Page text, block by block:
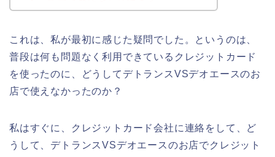
これは、私が最初に感じた疑問でした。というのは、
普段は何も問題なく利用できているクレジットカード
を使ったのに、どうしてデトランスVSデオエースのお
店で使えなかったのか？
私はすぐに、クレジットカード会社に連絡をして、ど
うして、デトランスVSデオエースのお店でクレジット